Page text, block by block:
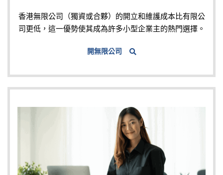
香港無限公司（獨資或合夥）的開立和維護成本比有限公
司更低，這一優勢使其成為許多小型企業主的熱門選擇。
開無限公司